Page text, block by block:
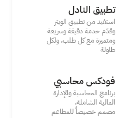
تطبيق النادل
استفيد من تطبيق الويتر
وقدّم خدمة دقيقة وسريعة
ومتميزة مع كل طلب، ولكل
طاولة
فودكس محاسبي
برنامج المحاسبة والإدارة
المالية الشاملة،
مصمم خصيصاً للمطاعم